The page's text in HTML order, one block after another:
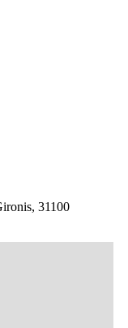
31100